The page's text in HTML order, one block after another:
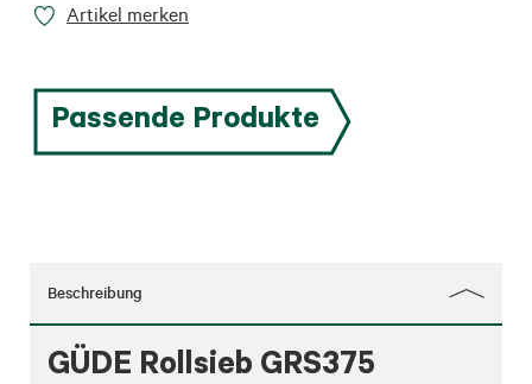
Artikel merken
Passende Produkte
Beschreibung
GÜDE Rollsieb GRS375